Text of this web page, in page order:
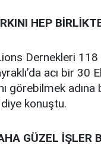
HEP
Dernekleri
acı bir 30
görebilmek
konuştu.
GÜZEL İŞLER